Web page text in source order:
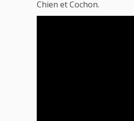
Chien et Cochon.